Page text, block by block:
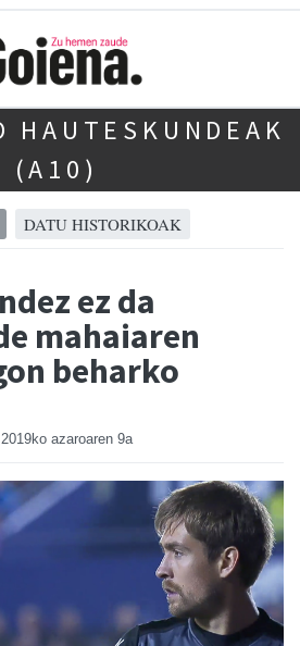
HAUTESKUNDEAK
(A10)
DATU HISTORIKOAK
ez da
mahaiaren
beharko
2019ko azaroaren 9a